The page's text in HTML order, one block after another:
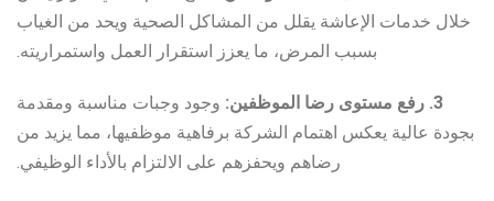
خلال خدمات الإعاشة يقلل من المشاكل الصحية ويحد من الغياب
بسبب المرض، ما يعزز استقرار العمل واستمراريته.
3. رفع مستوى رضا الموظفين:
وجود وجبات مناسبة ومقدمة
بجودة عالية يعكس اهتمام الشركة برفاهية موظفيها، مما يزيد من
رضاهم ويحفزهم على الالتزام بالأداء الوظيفي.